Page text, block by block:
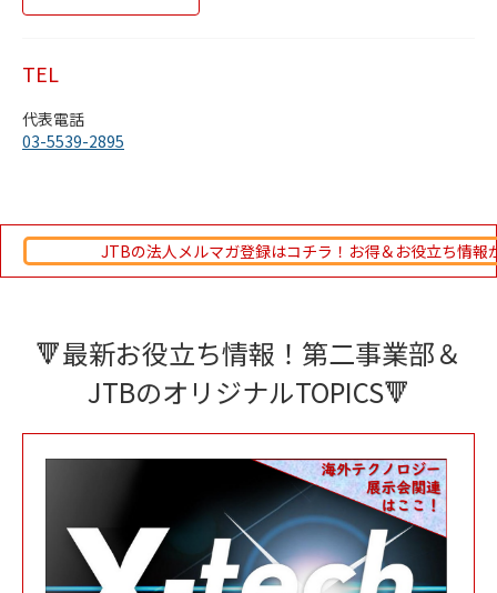
TEL
代表電話
03-5539-2895
JTBの法人メルマガ登録はコチラ！お得＆お役立ち情報
🔻最新お役立ち情報！第二事業部＆
JTBのオリジナルTOPICS🔻